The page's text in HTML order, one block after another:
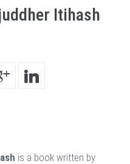
Itihash
is a book written by